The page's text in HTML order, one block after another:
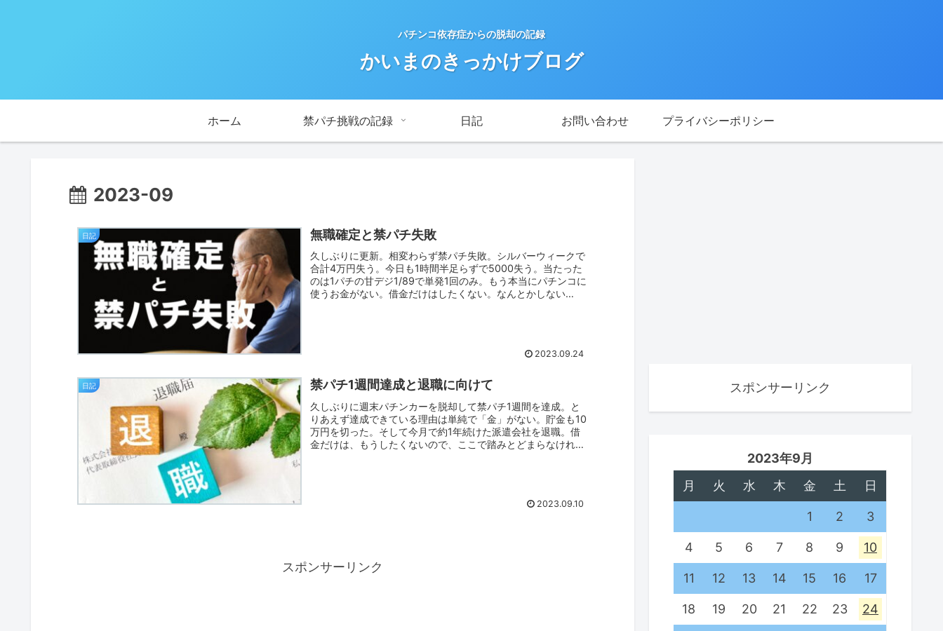
パチンコ依存症からの脱却の記録
かいまのきっかけブログ
ホーム 禁パチ挑戦の記録 日記 お問い合わせ プライバシーポリシー
2023-09
日記 無職確定と禁パチ失敗
久しぶりに更新。相変わらず禁パチ失敗。シルバーウィークで
合計4万円失う。今日も1時間半足らずで5000失う。当たった
のは1パチの甘デジ1/89で単発1回のみ。もう本当にパチンコに
使うお金がない。借金だけはしたくない。なんとかしない
2023.09.24
日記 禁パチ1週間達成と退職に向けて
久しぶりに週末パチンカーを脱却して禁パチ1週間を達成。と
りあえず達成できている理由は単純で「金」がない。貯金も10
万円を切った。そして今月で約1年続けた派遣会社を退職。借
金だけは、もうしたくないので、ここで踏みとどまらなければ
2023.09.10
スポンサーリンク
スポンサーリンク
2023年9月
月
火 水 木 金 土 日
1 2 3
4 5 6 7 8 9 10
11 12 13 14 15 16 17
18 19 20 21 22 23 24